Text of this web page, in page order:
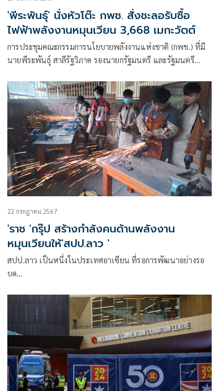
'พีระพันธุ์' นั่งหัวโต๊ะ กพช. สั่งชะลอรับซื้อ
ไฟฟ้าพลังงานหมุนเวียน 3,668 เมกะวัตต์
การประชุมคณะกรรมการนโยบายพลังงานแห่งชาติ (กพช.) ที่มี
นายพีระพันธุ์ สาลีรัฐวิภาค รองนายกรัฐมนตรี และรัฐมนตรี
ประธาน
22 กรกฎาคม 2567
'ราช 'กรุ๊ป สร้างกำลังคนด้านพลังงาน
หมุนเวียนให้'สปป.ลาว '
สปป.ลาว เป็นหนึ่งในประเทศอาเซียน ที่รอการพัฒนาอย่างรอ
บด…